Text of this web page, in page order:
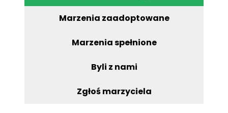
Marzenia zaadoptowane
Marzenia spełnione
Byli z nami
Zgłoś marzyciela